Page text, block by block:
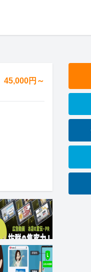
45,000円～